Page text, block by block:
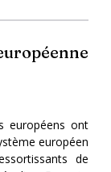
européens ont
européen
de